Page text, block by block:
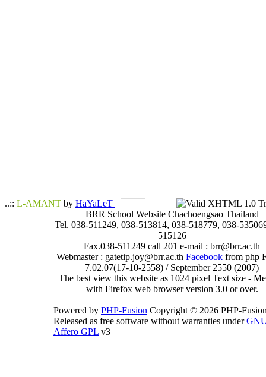
..:: L-AMANT by HaYaLeT
BRR School Website Chachoengsao Thailand
Tel. 038-511249, 038-513814, 038-518779, 038-
515126
Fax.038-511249 call 201 e-mail : brr@brr.ac.th
Webmaster : gatetip.joy@brr.ac.thFacebook from php
7.02.07(17-10-2558) / September 2550 (2007)
The best view this website as 1024 pixel Text size -
with Firefox web browser version 3.0 or over.
Powered by PHP-Fusion Copyright © 2026 PHP-
Released as free software without warranties under
Affero GPL v3